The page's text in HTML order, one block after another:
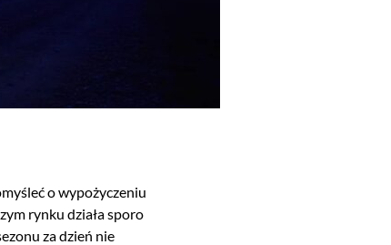
o wypożyczeniu
rynku działa sporo
za dzień nie